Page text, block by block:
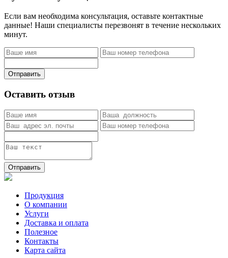
Если вам необходима консультация, оставьте контактные
данные! Наши специалисты перезвонят в течение нескольких
минут.
Отправить
Оставить отзыв
Отправить
Продукция
О компании
Услуги
Доставка и оплата
Полезное
Контакты
Карта сайта